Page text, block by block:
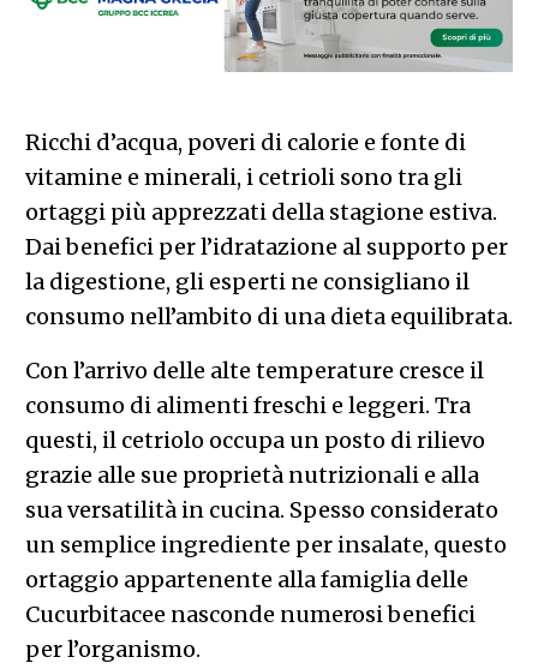
Ricchi d’acqua, poveri di calorie e fonte di
vitamine e minerali, i cetrioli sono tra gli
ortaggi più apprezzati della stagione estiva.
Dai benefici per l’idratazione al supporto per
la digestione, gli esperti ne consigliano il
consumo nell’ambito di una dieta equilibrata.
Con l’arrivo delle alte temperature cresce il
consumo di alimenti freschi e leggeri. Tra
questi, il cetriolo occupa un posto di rilievo
grazie alle sue proprietà nutrizionali e alla
sua versatilità in cucina. Spesso considerato
un semplice ingrediente per insalate, questo
ortaggio appartenente alla famiglia delle
Cucurbitacee nasconde numerosi benefici
per l’organismo.